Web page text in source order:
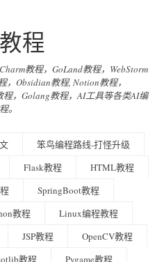
程
教程，GoLand教程，WebStorm
Obsidian教程, Notion教程，
，Golang教程，AI工具等各类AI编
。
笨鸟编程路线-打怪升级
Flask教程
HTML教程
SpringBoot教程
教程
Linux编程教程
JSP教程
OpenCV教程
教程
Pygame教程